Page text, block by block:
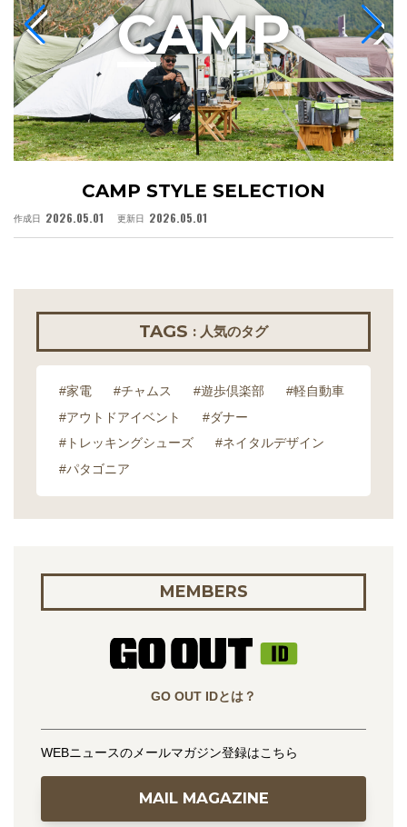
CAMP STYLE SELECTION
作成日 2026.05.01 更新日 2026.05.01
CAMP
TAGS : 人気のタグ
#家電 #チャムス #遊歩倶楽部
#軽自動車
#アウトドアイベント
#ダナー
#トレッキングシューズ
#ネイタルデザイン
#パタゴニア
MEMBERS
GO OUT IDとは？
WEBニュースのメールマガジン登録はこちら
MAIL MAGAZINE